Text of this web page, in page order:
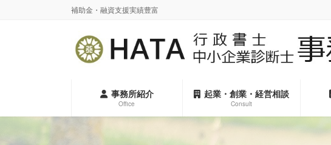
プ
動
補助金・融資支援実績豊富
事務所紹介
Office
起業・創業・経営相談
Consult